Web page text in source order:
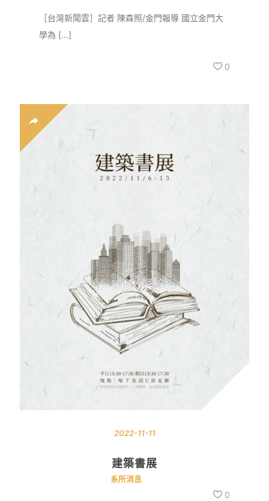
［台灣新聞雲］記者 陳森照/金門報導 國立金門大
學為 […]
0
2022-11-11
建築書展
系所消息
0